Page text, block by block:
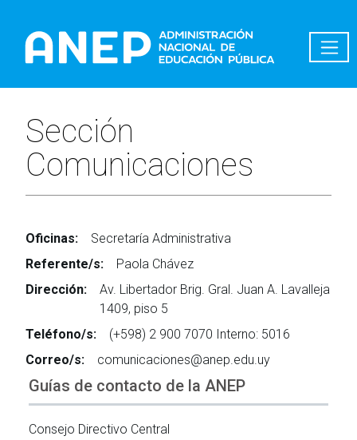
Sección
Comunicaciones
Oficinas:
Secretaría Administrativa
Referente/s:
Paola Chávez
Dirección:
Av. Libertador Brig. Gral. Juan A. Lavalleja
1409, piso 5
Teléfono/s:
(+598) 2 900 7070 Interno: 5016
Correo/s:
comunicaciones@anep.edu.uy
Guías de contacto de la ANEP
Consejo Directivo Central